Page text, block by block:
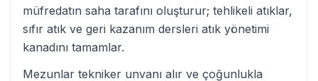
müfredatın saha tarafını oluşturur; tehlikeli atıklar,
sıfır atık ve geri kazanım dersleri atık yönetimi
kanadını tamamlar.
Mezunlar tekniker unvanı alır ve çoğunlukla